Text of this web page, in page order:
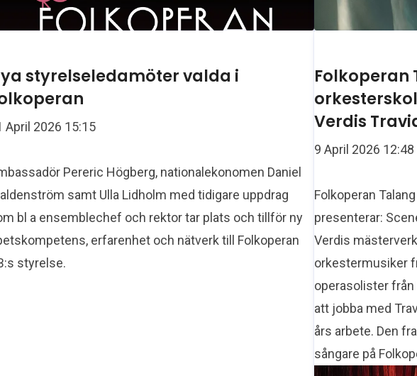
styrelseledamöter valda i
April 2026 15:15
Pereric Högberg, nationalekonomen Daniel
samt Ulla Lidholm med tidigare uppdrag
bl a ensemblechef och rektor tar plats och tillför ny
erfarenhet och nätverk till Folkoperan
styrelse.
Folkoperan
Verdis
9 April 2026 12:48
Folkoperan
presenterar:
Verdis
orkestermusiker
operasolister från
att jobba med
års arbete. Den
sångare på